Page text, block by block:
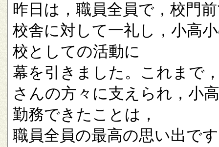
昨日は，職員全員で，校門
校舎に対して一礼し，小高
校としての活動に
幕を引きました。これまで
さんの方々に支えられ，小
勤務できたことは，
職員全員の最高の思い出で